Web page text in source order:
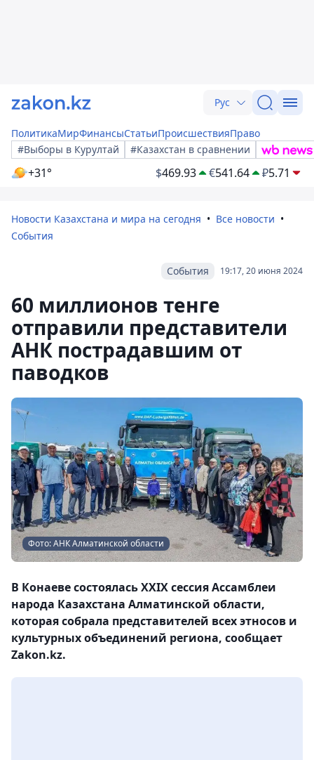
Рус
ПолитикаМирФинансыСтатьиПроисшествияПраво
#Выборы в Курултай
#Казахстан в сравнении
+31° $469.93 €541.64 ₽5.71
Новости Казахстана и мира на сегодня
Все новости
События
19:17, 20 июня 2024
События
60 миллионов тенге
отправили представители
АНК пострадавшим от
паводков
Фото: АНК Алматинской области
В Конаеве состоялась XXIX сессия Ассамблеи
народа Казахстана Алматинской области,
которая собрала представителей всех этносов и
культурных объединений региона, сообщает
Zakon.kz.